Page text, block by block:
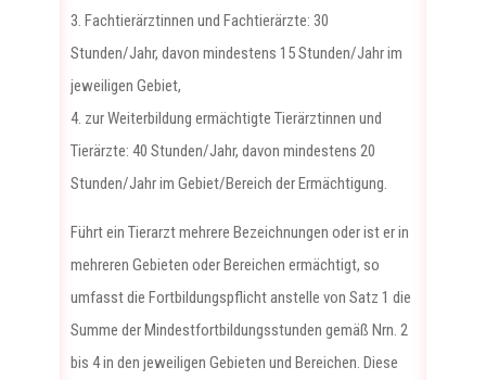
3. Fachtierärztinnen und Fachtierärzte: 30
Stunden/Jahr, davon mindestens 15 Stunden/Jahr im
jeweiligen Gebiet,
4. zur Weiterbildung ermächtigte Tierärztinnen und
Tierärzte: 40 Stunden/Jahr, davon mindestens 20
Stunden/Jahr im Gebiet/Bereich der Ermächtigung.
Führt ein Tierarzt mehrere Bezeichnungen oder ist er in
mehreren Gebieten oder Bereichen ermächtigt, so
umfasst die Fortbildungspflicht anstelle von Satz 1 die
Summe der Mindestfortbildungsstunden gemäß Nrn. 2
bis 4 in den jeweiligen Gebieten und Bereichen. Diese